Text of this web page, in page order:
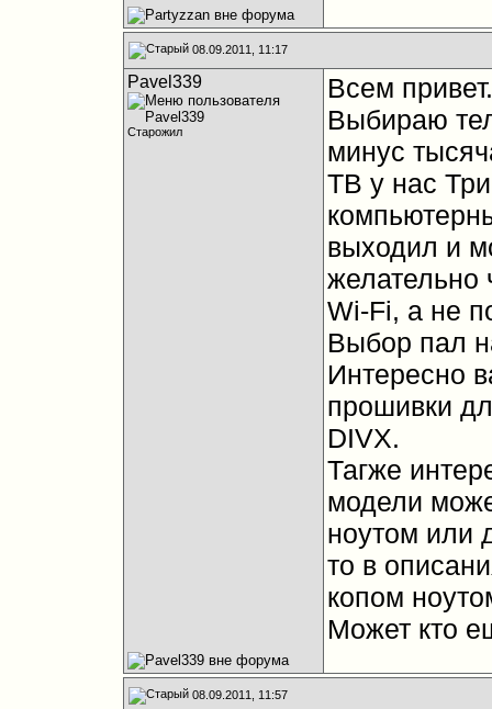
08.09.2011, 11:17
Pavel339
Старожил
Всем привет.
Выбираю
минус
ТВ у нас
выходил и
желательно
Wi-Fi, а не
Выбор пал
Интересно
прошивки
DIVX.
Тагже
модели
ноутом или
то в
копом
Может кто
08.09.2011, 11:57